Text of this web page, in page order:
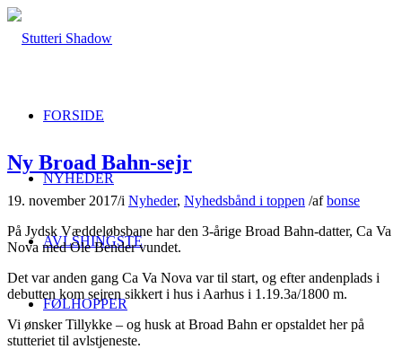
FORSIDE
NYHEDER
AVLSHINGSTE
FØLHOPPER
Ny Broad Bahn-sejr
19. november 2017/i Nyheder, Nyhedsbånd i toppen /afbonse
På Jydsk Væddeløbsbane har den 3-årige Broad Bahn-datter, Ca Va
Nova med Ole Bender vundet.
Det var anden gang Ca Va Nova var til start, og efter andenplads i
debutten kom sejren sikkert i hus i Aarhus i 1.19.3a/1800 m.
Vi ønsker Tillykke – og husk at Broad Bahn er opstaldet her på
stutteriet til avlstjeneste.